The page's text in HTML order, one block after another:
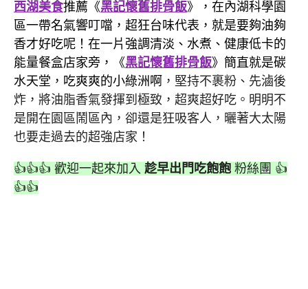
西湖美食推薦《黑記懷舊排骨飯》，在內湖科學園
區一帶名氣響叮噹，超狂台味代表，就是要夠油夠
香才好吃呢！在一片強調清淡、水煮、健康低卡的
能量餐盒店家旁，《黑記懷舊排骨飯》簡直就是碳
水天堂，吃爽爽的小綠洲啊 ，堅持不裹粉、先滷後
炸，將油脂香氣發揮到極致，超爽超好吃。明明不
是開在園區鬧區內，卻還是狂吸客人，曬著大太陽
也要走過去的超強店家！
👍👍👍 歡迎一起來加入 趁早出門吃飽飽 粉絲團 👍
👍👍